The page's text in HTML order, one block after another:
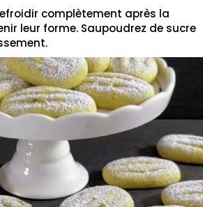
complètement après la
leur forme. Saupoudrez de sucre